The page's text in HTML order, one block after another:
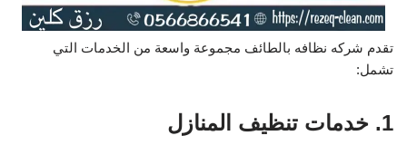
تقدم شركه نظافه بالطائف مجموعة واسعة من الخدمات التي
تشمل:
1. خدمات تنظيف المنازل